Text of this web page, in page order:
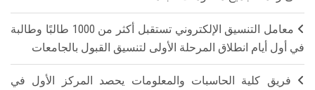
معامل التنسيق الإلكتروني تستقبل أكثر من 1000 طالبًا وطالبة
في أول أيام انطلاق المرحلة الأولى لتنسيق القبول بالجامعات
فريق كلية الحاسبات والمعلومات يحصد المركز الأول في